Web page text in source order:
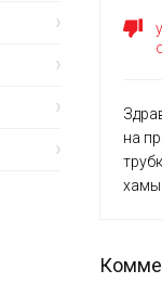
на
хамы.